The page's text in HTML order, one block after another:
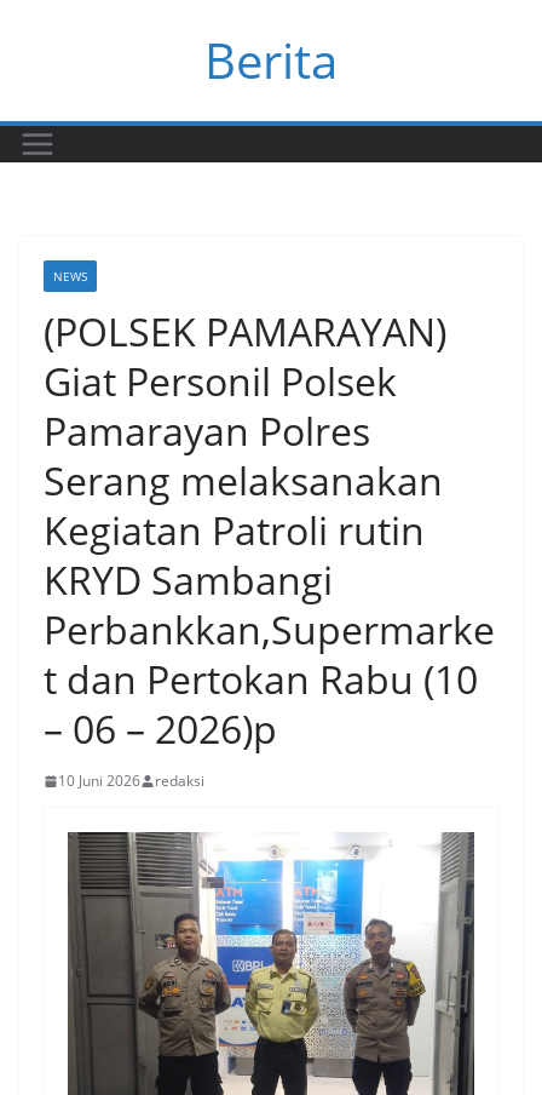
Berita
NEWS
(POLSEK PAMARAYAN)
Giat Personil Polsek
Pamarayan Polres
Serang melaksanakan
Kegiatan Patroli rutin
KRYD Sambangi
Perbankkan,Supermarke
t dan Pertokan Rabu (10
– 06 – 2026)p
10 Juni 2026 redaksi